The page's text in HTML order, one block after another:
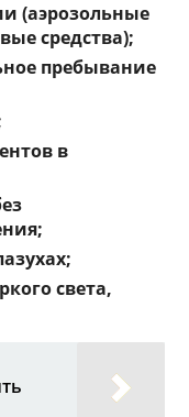
(аэрозольные
средства);
пребывание
в
света,